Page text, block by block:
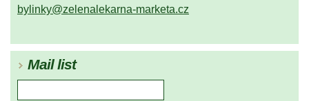
bylinky@zelenalekarna-marketa.cz
Mail list